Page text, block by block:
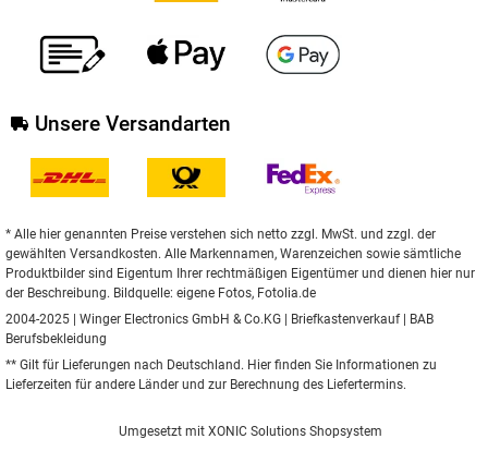
Unsere Versandarten
* Alle hier genannten Preise verstehen sich netto zzgl. MwSt. und zzgl. der
gewählten Versandkosten. Alle Markennamen, Warenzeichen sowie sämtliche
Produktbilder sind Eigentum Ihrer rechtmäßigen Eigentümer und dienen hier nur
der Beschreibung. Bildquelle: eigene Fotos, Fotolia.de
2004-2025 | Winger Electronics GmbH & Co.KG |
Briefkastenverkauf|
BAB
Berufsbekleidung
** Gilt für Lieferungen nach Deutschland. Hier finden Sie Informationen zu
Lieferzeiten für andere Länder und zur Berechnung des Liefertermins.
Umgesetzt mit XONIC Solutions Shopsystem